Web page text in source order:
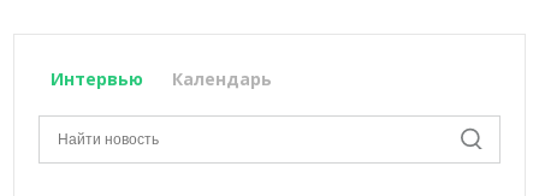
Интервью Календарь